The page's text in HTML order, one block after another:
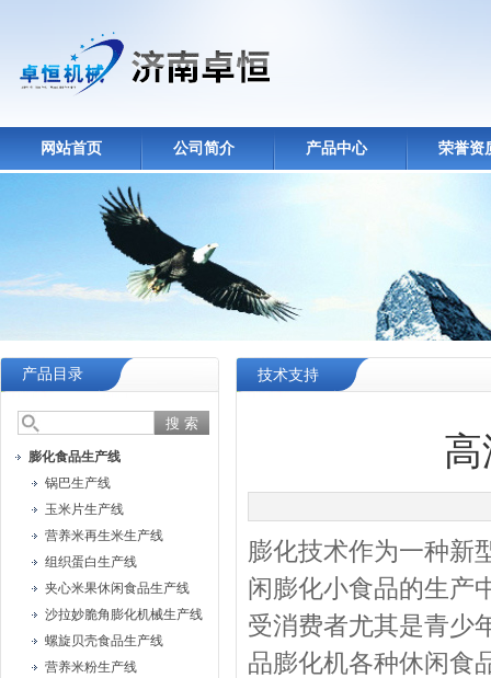
网站首页 公司简介 产品中心 荣誉资
产品目录
膨化食品生产线
锅巴生产线
玉米片生产线
营养米再生米生产线
组织蛋白生产线
夹心米果休闲食品生产线
沙拉妙脆角膨化机械生产线
螺旋贝壳食品生产线
营养米粉生产线
技术支持
膨化技术作为一种新
闲膨化小食品的生产
受消费者尤其是青少
品膨化机各种休闲食